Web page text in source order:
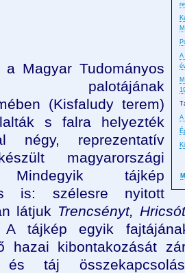
A
A
a Magyar Tudományos
palotájának
(Kisfaludy terem)
s falra helyezték
négy, reprezentatív
magyarországi
Mindegyik tájkép
is: szélesre nyitott
látjuk Trencsényt,
A tájkép egyik
hazai kibontakozását
és táj